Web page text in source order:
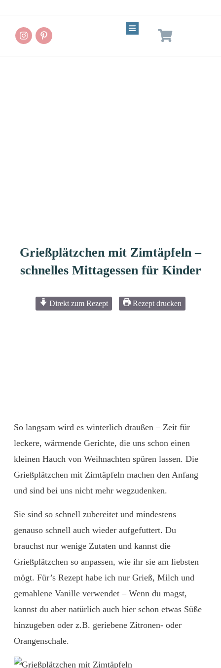
Grießplätzchen mit Zimtäpfeln –
schnelles Mittagessen für Kinder
Direkt zum Rezept Rezept drucken
So langsam wird es winterlich draußen – Zeit für
leckere, wärmende Gerichte, die uns schon einen
kleinen Hauch von Weihnachten spüren lassen. Die
Grießplätzchen mit Zimtäpfeln machen den Anfang
und sind bei uns nicht mehr wegzudenken.
Sie sind so schnell zubereitet und mindestens
genauso schnell auch wieder aufgefuttert. Du
brauchst nur wenige Zutaten und kannst die
Grießplätzchen so anpassen, wie ihr sie am liebsten
mögt. Für’s Rezept habe ich nur Grieß, Milch und
gemahlene Vanille verwendet – Wenn du magst,
kannst du aber natürlich auch hier schon etwas Süße
hinzugeben oder z.B. geriebene Zitronen- oder
Orangenschale.